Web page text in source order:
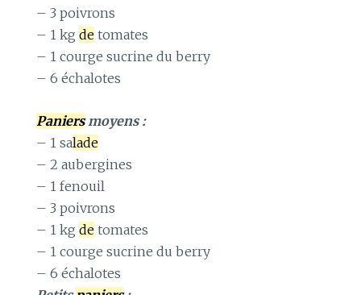
– 3 poivrons
– 1 kgde tomates
– 1 courge sucrine du berry
– 6 échalotes
Paniersmoyens :
– 1 salade
– 2 aubergines
– 1 fenouil
– 3 poivrons
– 1 kgde tomates
– 1 courge sucrine du berry
– 6 échalotes